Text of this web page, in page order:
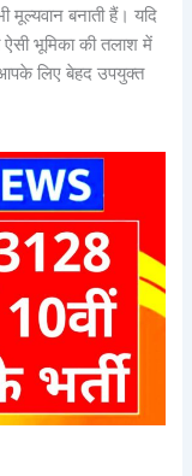
मूल्यवान बनाती हैं। यदि
भूमिका की तलाश में
लिए बेहद उपयुक्त